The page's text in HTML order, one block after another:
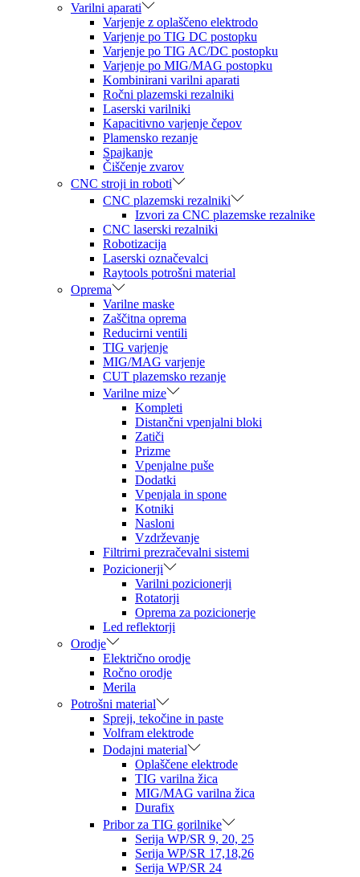
Varilni aparati
Varjenje z oplaščeno elektrodo
Varjenje po TIG DC postopku
Varjenje po TIG AC/DC postopku
Varjenje po MIG/MAG postopku
Kombinirani varilni aparati
Ročni plazemski rezalniki
Laserski varilniki
Kapacitivno varjenje čepov
Plamensko rezanje
Spajkanje
Čiščenje zvarov
CNC stroji in roboti
CNC plazemski rezalniki
Izvori za CNC plazemske rezalnike
CNC laserski rezalniki
Robotizacija
Laserski označevalci
Raytools potrošni material
Oprema
Varilne maske
Zaščitna oprema
Reducirni ventili
TIG varjenje
MIG/MAG varjenje
CUT plazemsko rezanje
Varilne mize
Kompleti
Distančni vpenjalni bloki
Zatiči
Prizme
Vpenjalne puše
Dodatki
Vpenjala in spone
Kotniki
Nasloni
Vzdrževanje
Filtrirni prezračevalni sistemi
Pozicionerji
Varilni pozicionerji
Rotatorji
Oprema za pozicionerje
Led reflektorji
Orodje
Električno orodje
Ročno orodje
Merila
Potrošni material
Spreji, tekočine in paste
Volfram elektrode
Dodajni material
Oplaščene elektrode
TIG varilna žica
MIG/MAG varilna žica
Durafix
Pribor za TIG gorilnike
Serija WP/SR 9, 20, 25
Serija WP/SR 17,18,26
Serija WP/SR 24